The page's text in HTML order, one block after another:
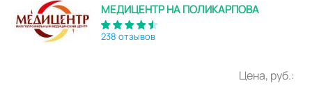
МЕДИЦЕНТР НА ПОЛИКАРПОВА
238 отзывов
Цена, руб.: